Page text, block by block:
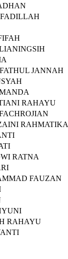
JANNAH
RAHAYU
RAHMATIKA
RATNA
FAUZAN
RAHAYU